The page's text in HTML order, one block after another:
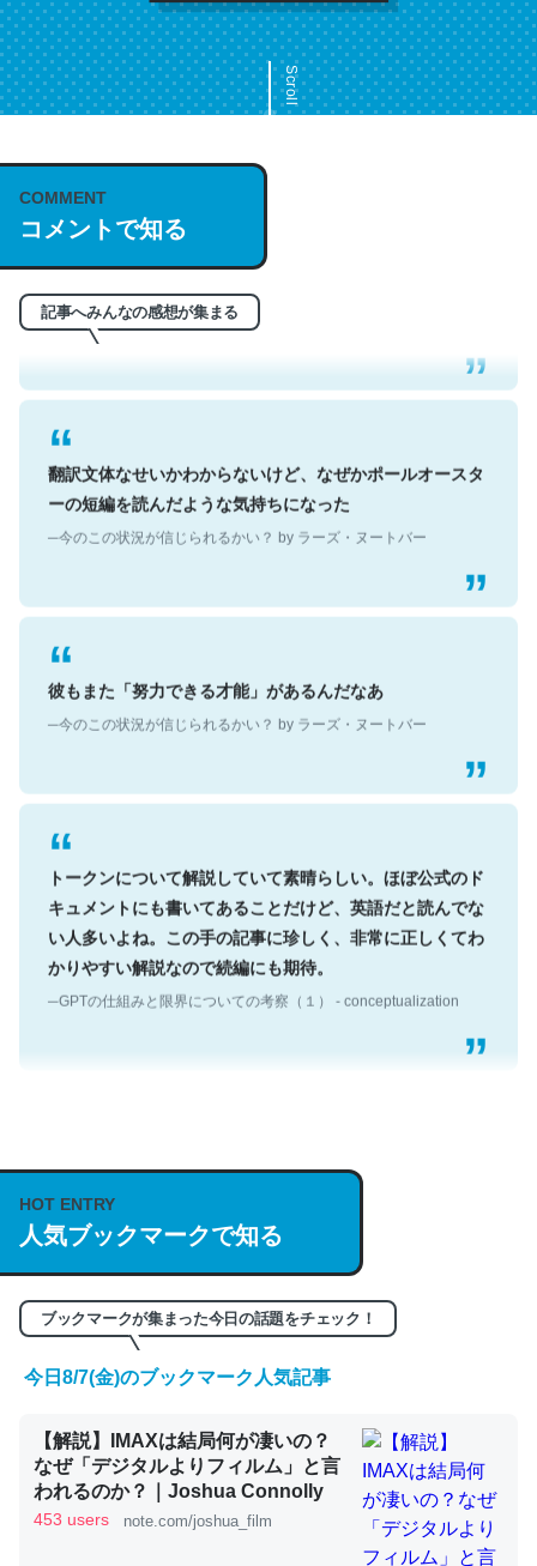
Scroll
COMMENT
コメントで知る
記事へみんなの感想が集まる
これは名文。彼はとてもクレバーなんだろうなと凄く思
う。英語少しでも読める人は原文もお勧め。自分はこの流
れ好き。Let’s Fucking Go. Then Covid hit. Shit.
─今のこの状況が信じられるかい？ by ラーズ・ヌートバー
翻訳文体なせいかわからないけど、なぜかポールオースタ
ーの短編を読んだような気持ちになった
彼もまた「努力できる才能」があるんだなあ
トークンについて解説していて素晴らしい。ほぼ公式のド
キュメントにも書いてあることだけど、英語だと読んでな
い人多いよね。この手の記事に珍しく、非常に正しくてわ
かりやすい解説なので続編にも期待。
─GPTの仕組みと限界についての考察（１） - conceptualization
説してる記事が少ないので貴重な良記事。/続編来た
https://isobe324649.hatenablog.com/entry/2023/03/27
/064121
─GPTの仕組みと限界についての考察（１） - conceptualization
くらい。小説でいう「ずっと前の伏線」は回収されないけ
ど、短期記憶というには多い分量。進化すればするほど分
かりやすく強くなりそう
─GPTの仕組みと限界についての考察（１） - conceptualization
HOT ENTRY
人気ブックマークで知る
ブックマークが集まった今日の話題をチェック！
今日8/7(金)のブックマーク人気記事
【解説】IMAXは結局何が凄いの？
なぜ「デジタルよりフィルム」と言
われるのか？｜Joshua Connolly
453 users note.com/joshua_film